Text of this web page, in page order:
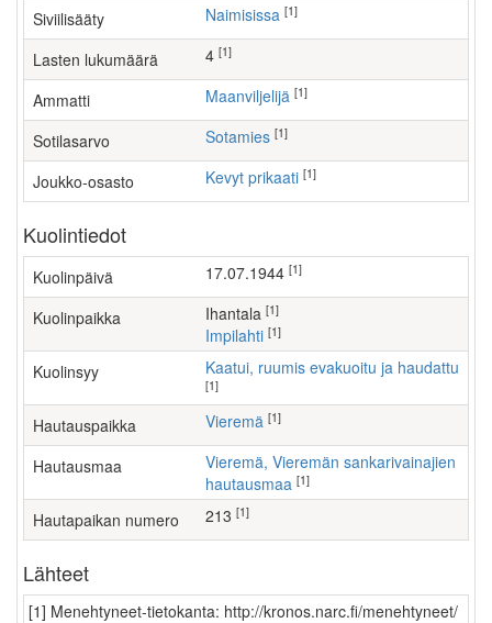
Siviilisääty Naimisissa [1]
Lasten lukumäärä [1]
Ammatti maanviljelijä [1]
Sotilasarvo Sotamies [1]
Joukko-osasto Kevyt prikaati [1]
Kuolintiedot
Kuolinpäivä 17.07.1944 [1]
Kuolinpaikka Ihantala [1]
Impilahti [1]
Kuolinsyy Kaatui, ruumis evakuoitu ja haudattu
[1]
Hautauspaikka Vieremä [1]
Hautausmaa
Vieremä, Vieremän sankarivainajien
hautausmaa [1]
Hautapaikan numero 213 [1]
Lähteet
[1] Menehtyneet-tietokanta: http://kronos.narc.fi/menehtyneet/